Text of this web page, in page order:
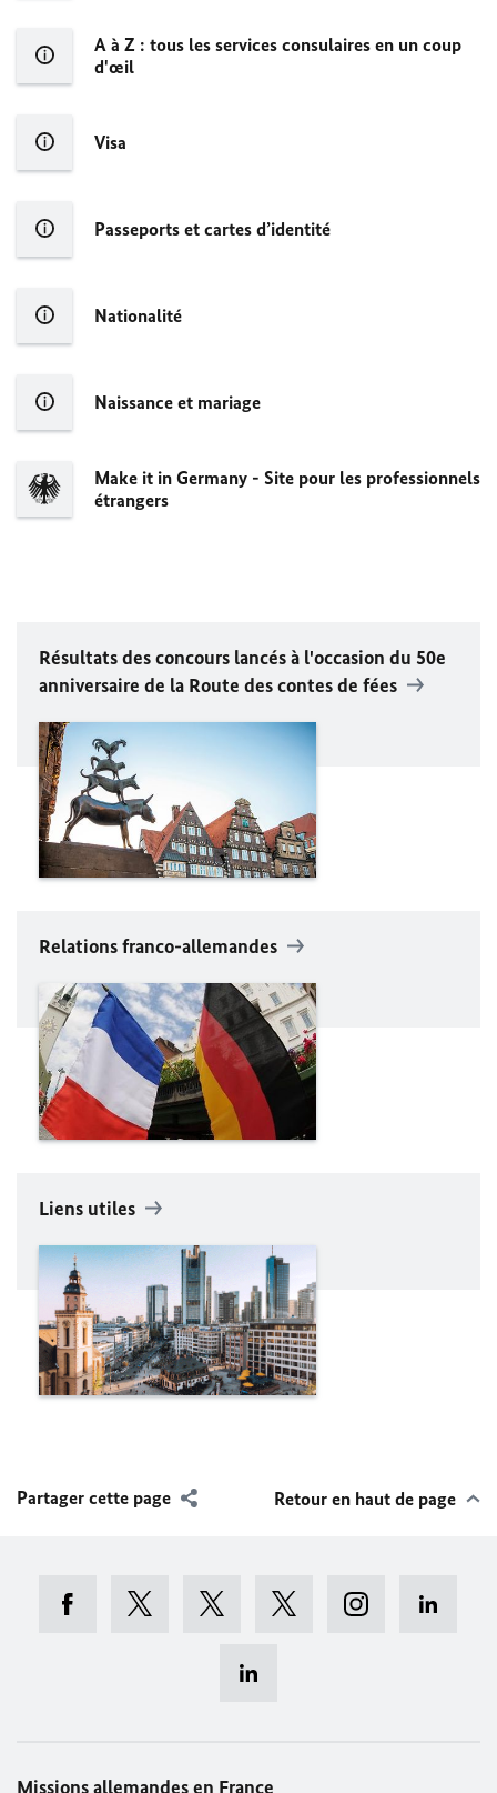
A à Z : tous les services consulaires en un coup
d'œil
Visa
Passeports et cartes d’identité
Nationalité
Naissance et mariage
Make it in Germany - Site pour les professionnels
étrangers
Résultats des concours lancés à l'occasion du 50e
anniversaire de la Route des contes de fées
Relations franco-allemandes
Liens utiles
Partager cette page Retour en haut de page
Missions allemandes en France